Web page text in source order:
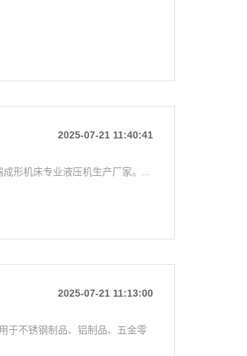
2025-07-21 11:40:41
形机床专业液压机生产厂家。...
2025-07-21 11:13:00
于不锈钢制品、铝制品、五金零